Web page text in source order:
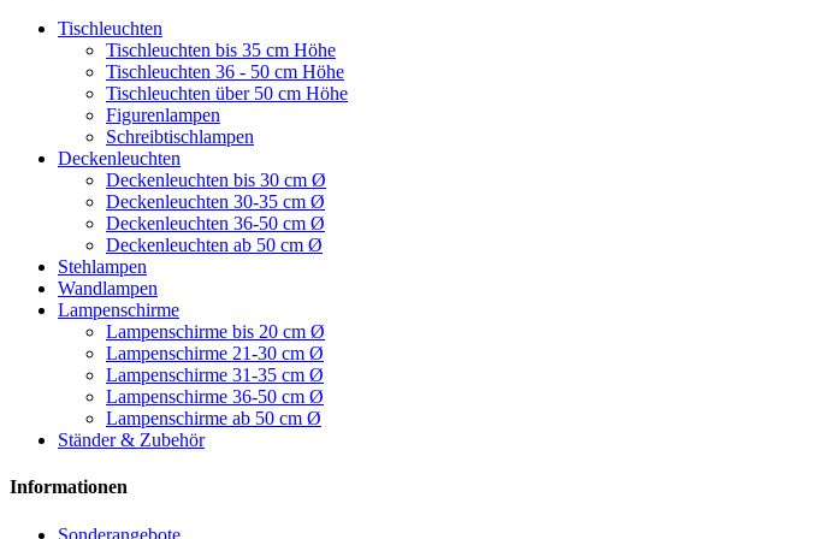
Tischleuchten
Tischleuchten bis 35 cm Höhe
Tischleuchten 36 - 50 cm Höhe
Tischleuchten über 50 cm Höhe
Figurenlampen
Schreibtischlampen
Deckenleuchten
Deckenleuchten bis 30 cm Ø
Deckenleuchten 30-35 cm Ø
Deckenleuchten 36-50 cm Ø
Deckenleuchten ab 50 cm Ø
Stehlampen
Wandlampen
Lampenschirme
Lampenschirme bis 20 cm Ø
Lampenschirme 21-30 cm Ø
Lampenschirme 31-35 cm Ø
Lampenschirme 36-50 cm Ø
Lampenschirme ab 50 cm Ø
Ständer & Zubehör
Informationen
Sonderangebote